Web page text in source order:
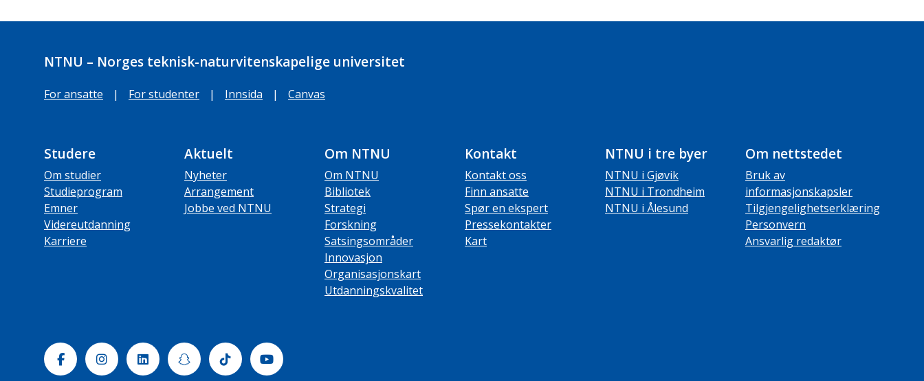
NTNU – Norges teknisk-naturvitenskapelige universitet
For ansatte | For studenter | Innsida | Canvas
Studere
Om studier
Studieprogram
Emner
Videreutdanning
Karriere
Aktuelt
Nyheter
Arrangement
Jobbe ved NTNU
Om NTNU
Om NTNU
Bibliotek
Strategi
Forskning
Satsingsområder
Innovasjon
Organisasjonskart
Utdanningskvalitet
Kontakt
Kontakt oss
Finn ansatte
Spør en ekspert
Pressekontakter
Kart
NTNU i tre byer
NTNU i Gjøvik
NTNU i Trondheim
NTNU i Ålesund
Om nettstedet
Bruk av
informasjonskapsler
Tilgjengelighetserklæring
Personvern
Ansvarlig redaktør
FacebookInstagramLinkedinSnapchatTiktok Youtube